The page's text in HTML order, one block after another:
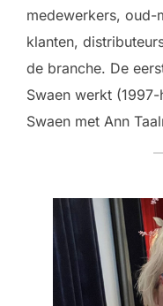
medewerkers, oud-
klanten,
de branche. De
Swaen werkt
Swaen met Ann